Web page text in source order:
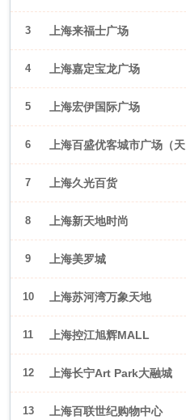
3 上海来福士广场
4 上海嘉定宝龙广场
5 上海宏伊国际广场
6 上海百盛优客城市广场（天
山店）
7 上海久光百货
8 上海新天地时尚
9 上海美罗城
10 上海苏河湾万象天地
11 上海控江旭辉MALL
12 上海长宁Art Park大融城
13 上海百联世纪购物中心